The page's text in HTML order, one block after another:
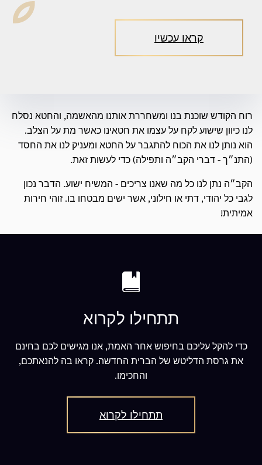
קראו עכשיו
רוח הקודש שוכנת בנו ומשחררת אותנו מהאשמה, והחטא נסלח
לנו כיוון שישוע לקח על עצמו את חטאינו כאשר מת על הצלב.
הוא נותן לנו את הכוח להתגבר על החטא ומעניק לנו את החסד
(התנ״ך - דברי הקב״ה ותפילה) כדי לעשות זאת.
הקב״ה נתן לנו כל מה שאנו צריכים - המשיח ישוע. הדבר נכון
לגבי כל יהודי, דתי או חילוני, אשר ישים מבטחו בו. זוהי חירות
אמיתית!
תתחילו לקרוא
כדי להקל עליכם בחיפוש אחר האמת, אנו מגישים לכם בחינם
את גרסת הדליטש של הברית החדשה. קראו בה להנאתכם,
והחכימו.
תתחילו לקרוא